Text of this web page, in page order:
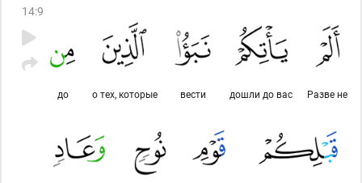
14:9
Разве не
дошли до вас
вести
о тех, которые
до